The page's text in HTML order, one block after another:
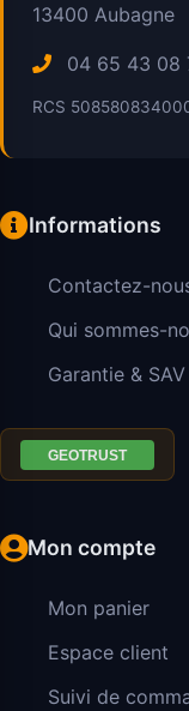
13400 Aubagne
04 65 43 08
RCS
Informations
Contactez-
Qui sommes-
Garantie & SAV
Mon compte
Mon panier
Espace client
Suivi de